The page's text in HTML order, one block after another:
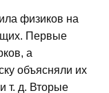
физиков на
Первые
а
объясняли их
т. д. Вторые